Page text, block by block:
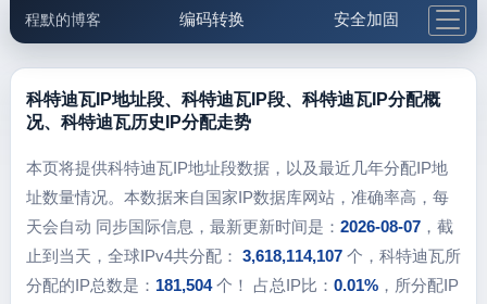
程默的博客 编码转换 安全加固
邮件工具 生活便民 更多工具
5.1支付宝大红包
科特迪瓦IP地址段、科特迪瓦IP段、科特迪瓦IP分配概
况、科特迪瓦历史IP分配走势
本页将提供科特迪瓦IP地址段数据，以及最近几年分配IP地
址数量情况。本数据来自国家IP数据库网站，准确率高，每
天会自动 同步国际信息，最新更新时间是： 2026-08-07，截
止到当天，全球IPv4共分配： 3,618,114,107个，科特迪瓦所
分配的IP总数是： 181,504个！ 占总IP比： 0.01%，所分配IP